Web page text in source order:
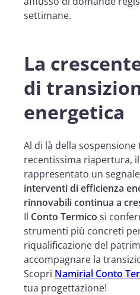
settimane.
La
di
energetica
Al di là della
recentissima riapertura,
rappresentato un
interventi di efficienza
rinnovabili continua a
Il Conto Termico si
strumenti più concreti
riqualificazione del
accompagnare la
Scopri Namirial Conto
tua progettazione!